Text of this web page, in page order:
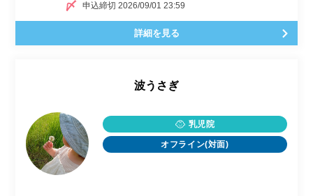
申込締切 2026/09/01 23:59
詳細を見る
波うさぎ
乳児院
オフライン(対面)